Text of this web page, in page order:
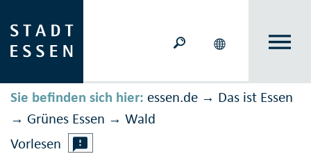
Sie befinden sich hier: essen.de → Das ist Essen
→ Grünes Essen → Wald
Vorlesen